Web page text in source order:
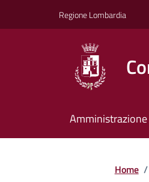
Regione Lombardia
Amministrazione
Home /